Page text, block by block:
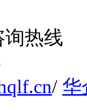
询热线
/ 华